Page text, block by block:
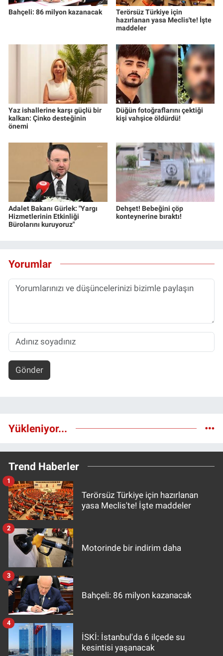
Bahçeli: 86 milyon kazanacak
Terörsüz Türkiye için
hazırlanan yasa Meclis'te! İşte
maddeler
Yaz ishallerine karşı güçlü bir
kalkan: Çinko desteğinin
önemi
Düğün fotoğraflarını çektiği
kişi vahşice öldürdü!
Adalet Bakanı Gürlek: "Yargı
Hizmetlerinin Etkinliği
Bürolarını kuruyoruz"
Dehşet! Bebeğini çöp
konteynerine bıraktı!
Yorumlar
Gönder
Yükleniyor...
Trend Haberler
Terörsüz Türkiye için hazırlanan
yasa Meclis'te! İşte maddeler
1
Motorinde bir indirim daha
2
Bahçeli: 86 milyon kazanacak
3
İSKİ: İstanbul'da 6 ilçede su
kesintisi yaşanacak
4
Yerel Yaşam